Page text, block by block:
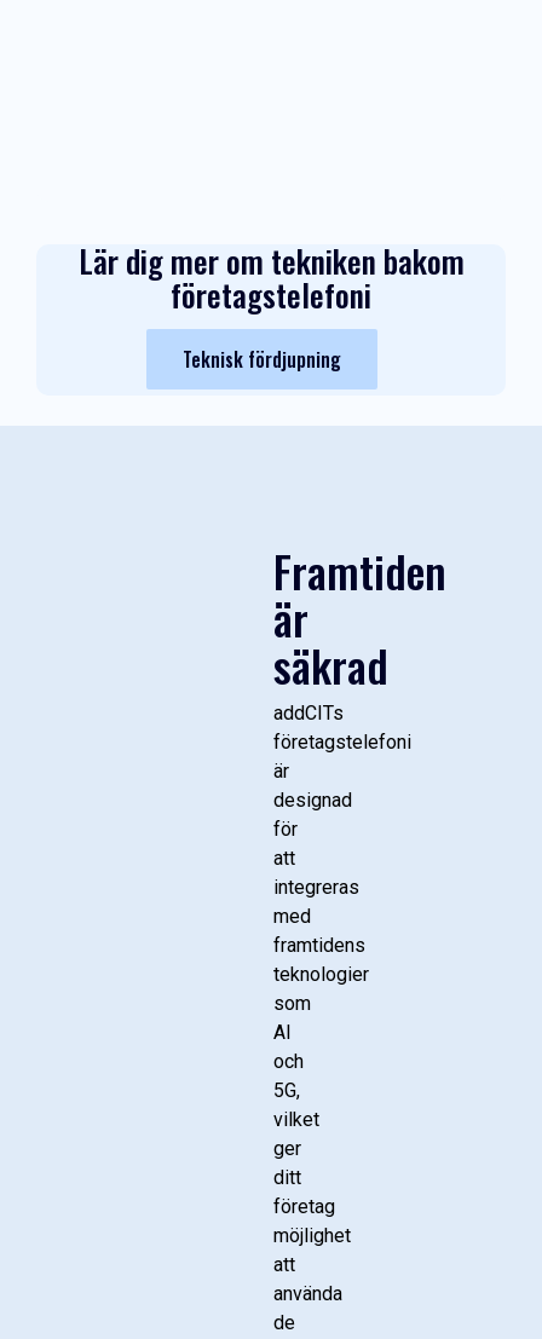
Lär dig mer om tekniken bakom
företagstelefoni
Teknisk fördjupning
Framtiden
är
säkrad
addCITs
företagstelefoni
är
designad
för
att
integreras
med
framtidens
teknologier
som
AI
och
5G,
vilket
ger
ditt
företag
möjlighet
att
använda
de